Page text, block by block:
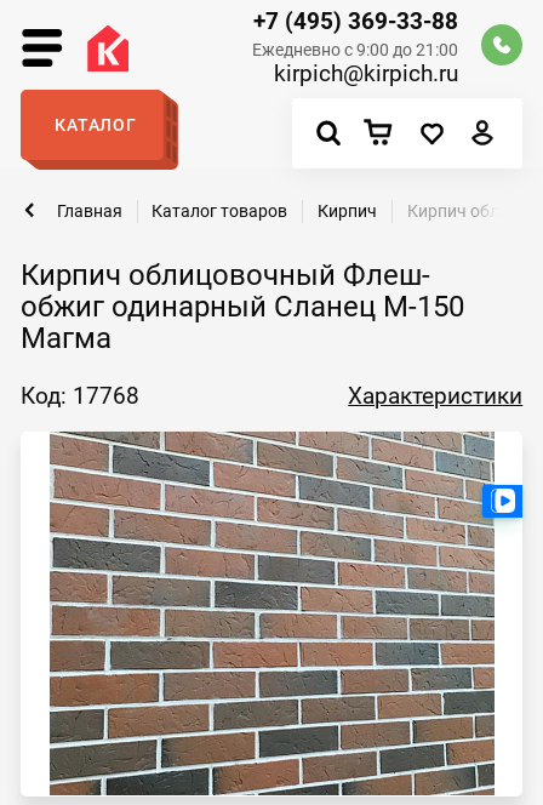
+7 (495) 369-33-88
Ежедневно с 9:00 до 21:00
kirpich@kirpich.ru
КАТАЛОГ
Кирпич облицовочный Флеш-
обжиг одинарный Сланец М-150
Магма
Главная Каталог товаров Кирпич Кирпич
Код: 17768 Характеристики